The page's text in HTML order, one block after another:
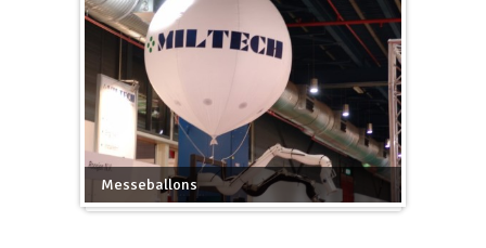
Messeballons